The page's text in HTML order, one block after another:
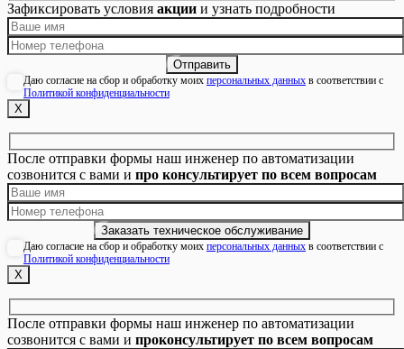
Зафиксировать условия акции и узнать подробности
Даю согласие на сбор и обработку моих персональных данных в соответствии с
Политикой конфиденциальности
Х
После отправки формы наш инженер по автоматизации
созвонится с вами и про консультирует по всем вопросам
Даю согласие на сбор и обработку моих персональных данных в соответствии с
Политикой конфиденциальности
Х
После отправки формы наш инженер по автоматизации
созвонится с вами и проконсультирует по всем вопросам